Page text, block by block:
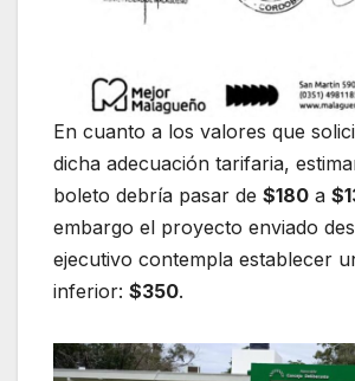
En cuanto a los valores que
dicha adecuación tarifaria,
boleto debría pasar de $180 a
embargo el proyecto enviado
ejecutivo contempla establecer
inferior: $350.